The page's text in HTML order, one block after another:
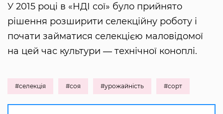
У 2015 році в «НДІ сої» було прийнято
рішення розширити селекційну роботу і
почати займатися селекцією маловідомої
на цей час культури ― технічної коноплі.
#селекція #соя #урожайність #сорт